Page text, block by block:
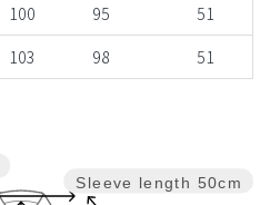
100 95
51
103 98 51
Sleeve length 50cm